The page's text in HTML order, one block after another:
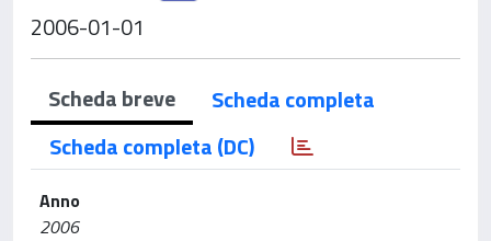
2006-01-01
Scheda breve
Scheda completa
Scheda completa (DC)
Anno
2006